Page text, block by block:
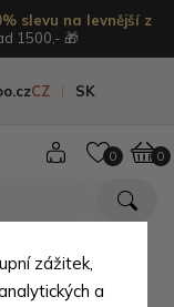
slevu na levnější z
1500,- 🎁
CZ SK
0 0
zážitek,
a